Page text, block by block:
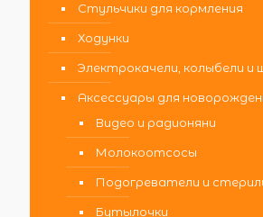
Стульчики для кормления
Ходунки
Электрокачели, колыбели и
Аксессуары для
Видео и радионяни
Молокоотсосы
Подогреватели и
Бутылочки